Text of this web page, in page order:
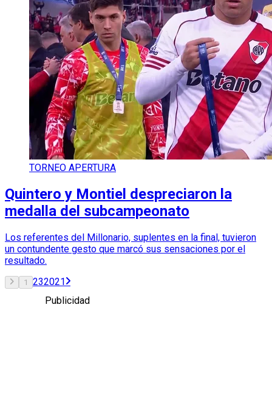
TORNEO APERTURA
Quintero y Montiel despreciaron la
medalla del subcampeonato
Los referentes del Millonario, suplentes en la final, tuvieron
un contundente gesto que marcó sus sensaciones por el
resultado.
1 232021
Publicidad